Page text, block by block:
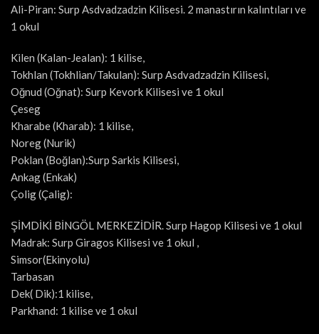
Ali-Piran: Surp Asdvadzadzin Kilisesi. 2 manastırın kalıntıları ve
1 okul
Kilen (Kalan-Jealan): 1 kilise,
Tokhlan (Tokhlian/Takulan): Surp Asdvadzadzin Kilisesi,
Oğnud (Oğnat): Surp Kevork Kilisesi ve 1 okul
Çeseg
Kharabe (Kharab): 1 kilise,
Noreg (Nurik)
Poklan (Boğlan):Surp Sarkis Kilisesi,
Ankag (Enkak)
Çolig (Çalig):
ŞİMDİKİ BİNGÖL MERKEZİDİR. Surp Hagop Kilisesi ve 1 okul
Madrak: Surp Giragos Kilisesi ve 1 okul ,
Simsor(Ekinyolu)
Tarbasan
Dek( Dik):1 kilise,
Parkhand: 1 kilise ve 1 okul